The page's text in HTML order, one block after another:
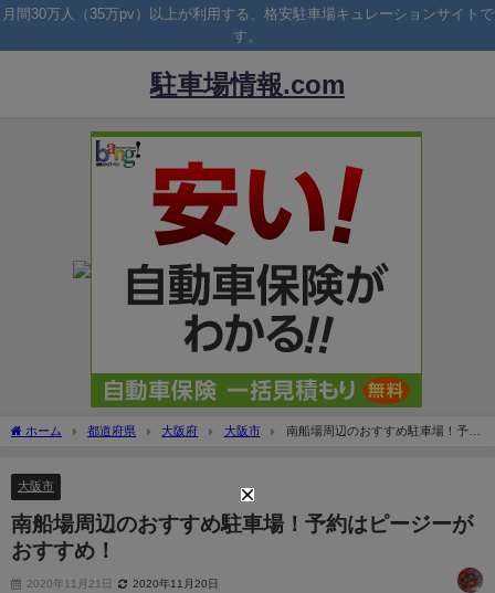
月間30万人（35万pv）以上が利用する、格安駐車場キュレーションサイトで
す。
駐車場情報.com
ホーム 都道府県 大阪府 大阪市
南船場周辺のおすすめ駐車場！予約
大阪市
南船場周辺のおすすめ駐車場！予約はピージーが
おすすめ！
2020年11月21日 2020年11月20日